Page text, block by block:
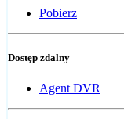
Pobierz
Dostęp zdalny
Agent DVR